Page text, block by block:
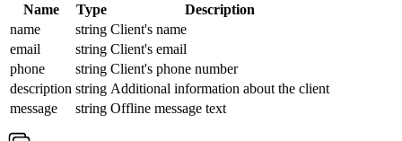
Name Type
Description
name
string Client's name
email
string Client's email
phone
string Client's phone number
description string Additional information about the client
message
string Offline message text